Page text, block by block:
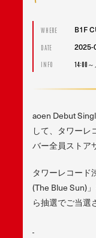
WHERE B1F
DATE 2025-
INFO 14:00
aoen Debut
して、タワーレ
バー全員ストア
タワーレコード
(The Blue Sun)
ら抽選でご当選